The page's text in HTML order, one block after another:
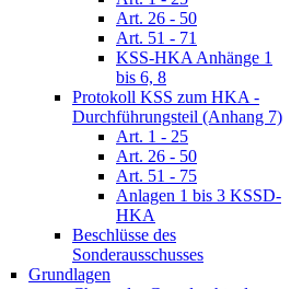
Art. 26 - 50
Art. 51 - 71
KSS-HKA Anhänge 1
bis 6, 8
Protokoll KSS zum HKA -
Durchführungsteil (Anhang 7)
Art. 1 - 25
Art. 26 - 50
Art. 51 - 75
Anlagen 1 bis 3 KSSD-
HKA
Beschlüsse des
Sonderausschusses
Grundlagen